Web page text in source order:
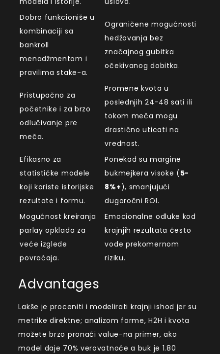
Dobro funkcioniše u
kombinaciji sa
bankroll
menadžmentom i
pravilima stake-a.
Ograničene mogućnosti
hedžovanja bez
značajnog gubitka
očekivanog dobitka.
Pristupačno za
početnike i za brzo
odlučivanje pre
meča.
Promene kvota u
poslednjih 24-48 sati ili
tokom meča mogu
drastično uticati na
vrednost.
Efikasno za
statističke modele
koji koriste istorijske
rezultate i formu.
Ponekad su margine
bukmejkera visoke (5-
8%+), smanjujući
dugoročni ROI.
Mogućnost kreiranja
parlay opklada za
veće izglede
povraćaja.
Emocionalne odluke kod
krajnjih rezultata često
vode prekomernom
riziku.
Advantages
Lakše je proceniti i modelirati krajnji ishod jer su
metrike direktne; analizom forme, H2H i kvota
možete brzo pronaći value-na primer, ako
model daje 70% verovatnoće a buk je 1.80